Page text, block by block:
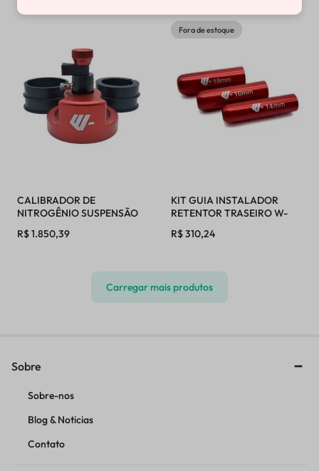
CALIBRADOR DE
NITROGÊNIO SUSPENSÃO
TRASEIRA WP 2024
R$1.850,39
Fora de estoque
KIT GUIA INSTALADOR
RETENTOR TRASEIRO W-
TECH
R$310,24
Carregar mais produtos
Sobre
Sobre-nos
Blog & Noticias
Contato